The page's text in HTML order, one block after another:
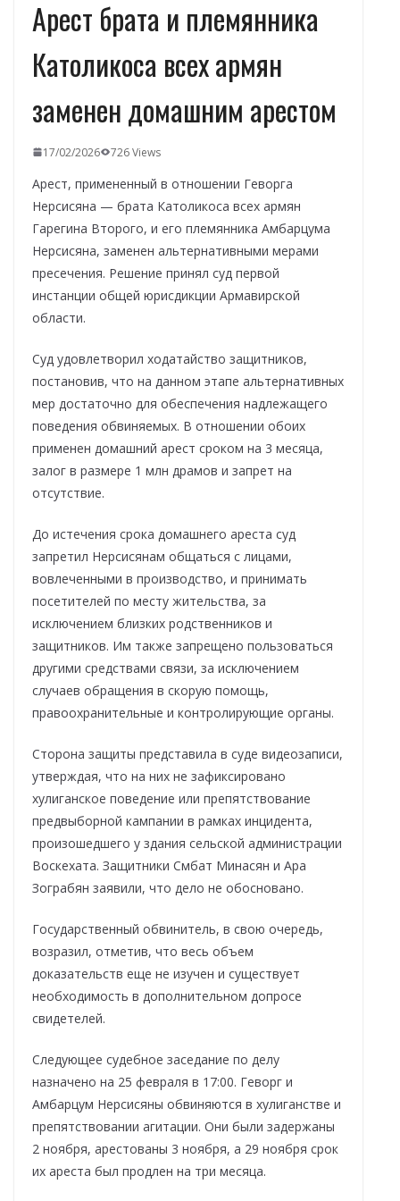
Арест брата и племянника
Католикоса всех армян
заменен домашним арестом
17/02/2026 726 Views
Арест, примененный в отношении Геворга
Нерсисяна — брата Католикоса всех армян
Гарегина Второго, и его племянника Амбарцума
Нерсисяна, заменен альтернативными мерами
пресечения. Решение принял суд первой
инстанции общей юрисдикции Армавирской
области.
Суд удовлетворил ходатайство защитников,
постановив, что на данном этапе альтернативных
мер достаточно для обеспечения надлежащего
поведения обвиняемых. В отношении обоих
применен домашний арест сроком на 3 месяца,
залог в размере 1 млн драмов и запрет на
отсутствие.
До истечения срока домашнего ареста суд
запретил Нерсисянам общаться с лицами,
вовлеченными в производство, и принимать
посетителей по месту жительства, за
исключением близких родственников и
защитников. Им также запрещено пользоваться
другими средствами связи, за исключением
случаев обращения в скорую помощь,
правоохранительные и контролирующие органы.
Сторона защиты представила в суде видеозаписи,
утверждая, что на них не зафиксировано
хулиганское поведение или препятствование
предвыборной кампании в рамках инцидента,
произошедшего у здания сельской администрации
Воскехата. Защитники Смбат Минасян и Ара
Зограбян заявили, что дело не обосновано.
Государственный обвинитель, в свою очередь,
возразил, отметив, что весь объем
доказательств еще не изучен и существует
необходимость в дополнительном допросе
свидетелей.
Следующее судебное заседание по делу
назначено на 25 февраля в 17:00. Геворг и
Амбарцум Нерсисяны обвиняются в хулиганстве и
препятствовании агитации. Они были задержаны
2 ноября, арестованы 3 ноября, а 29 ноября срок
их ареста был продлен на три месяца.